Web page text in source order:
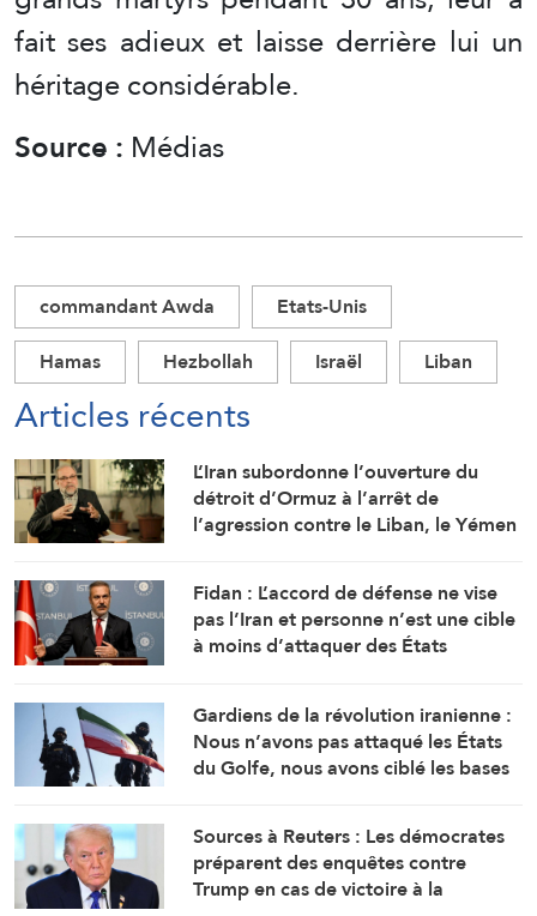
fait ses adieux et laisse derrière lui un
héritage considérable.
Source : Médias
commandant Awda
Etats-Unis
Hamas
Hezbollah Israël Liban
Articles récents
L’Iran subordonne l’ouverture du
détroit d’Ormuz à l’arrêt de
l’agression contre le Liban, le Yémen
Fidan : L’accord de défense ne vise
pas l’Iran et personne n’est une cible
à moins d’attaquer des États
Gardiens de la révolution iranienne :
Nous n’avons pas attaqué les États
du Golfe, nous avons ciblé les bases
Sources à Reuters : Les démocrates
préparent des enquêtes contre
Trump en cas de victoire à la